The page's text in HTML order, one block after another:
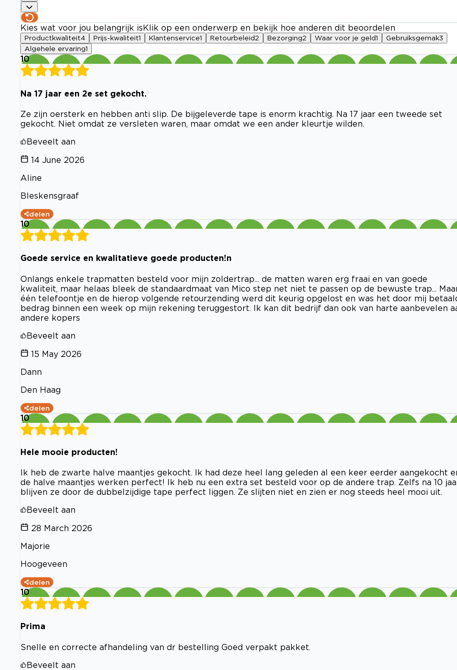
Kies wat voor jou belangrijk is Klik op een onderwerp en bekijk hoe anderen dit beoordelen
Productkwaliteit4 Prijs-kwaliteit1 Klantenservice1 Retourbeleid2 Bezorging2 Waar voor je geld1 Gebruiksgemak3
Algehele ervaring1
10
Na 17 jaar een 2e set gekocht.
Ze zijn oersterk en hebben anti slip. De bijgeleverde tape is enorm krachtig. Na 17 jaar een tweede set
gekocht. Niet omdat ze versleten waren, maar omdat we een ander kleurtje wilden.
Beveelt aan
14 June 2026
Aline
Bleskensgraaf
delen
10
Goede service en kwalitatieve goede producten!n
Onlangs enkele trapmatten besteld voor mijn zoldertrap... de matten waren erg fraai en van goede
kwaliteit, maar helaas bleek de standaardmaat van Mico step net niet te passen op de bewuste trap...
één telefoontje en de hierop volgende retourzending werd dit keurig opgelost en was het door mij
bedrag binnen een week op mijn rekening teruggestort. Ik kan dit bedrijf dan ook van harte aanbevelen
andere kopers
Beveelt aan
15 May 2026
Dann
Den Haag
delen
10
Hele mooie producten!
Ik heb de zwarte halve maantjes gekocht. Ik had deze heel lang geleden al een keer eerder aangekocht
de halve maantjes werken perfect! Ik heb nu een extra set besteld voor op de andere trap. Zelfs na 10
blijven ze door de dubbelzijdige tape perfect liggen. Ze slijten niet en zien er nog steeds heel mooi uit.
Beveelt aan
28 March 2026
Majorie
Hoogeveen
delen
10
Prima
Snelle en correcte afhandeling van dr bestelling Goed verpakt pakket.
Beveelt aan